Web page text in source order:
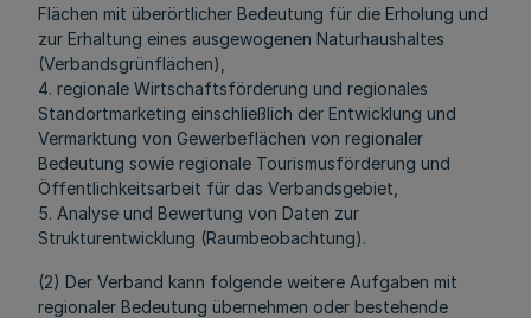
Flächen mit überörtlicher Bedeutung für die Erholung und
zur Erhaltung eines ausgewogenen Naturhaushaltes
(Verbandsgrünflächen),
4. regionale Wirtschaftsförderung und regionales
Standortmarketing einschließlich der Entwicklung und
Vermarktung von Gewerbeflächen von regionaler
Bedeutung sowie regionale Tourismusförderung und
Öffentlichkeitsarbeit für das Verbandsgebiet,
5. Analyse und Bewertung von Daten zur
Strukturentwicklung (Raumbeobachtung).
(2) Der Verband kann folgende weitere Aufgaben mit
regionaler Bedeutung übernehmen oder bestehende